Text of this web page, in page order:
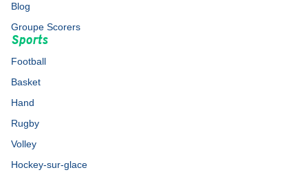
Blog
Groupe Scorers
Sports
Football
Basket
Hand
Rugby
Volley
Hockey-sur-glace